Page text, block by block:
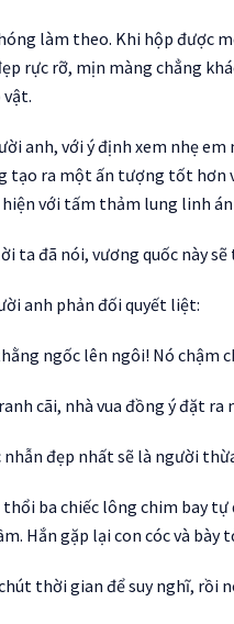
làm theo. Khi hộp được
rực rỡ, mịn màng chẳng
anh, với ý định xem nhẹ
tạo ra một ấn tượng tốt hơn
với tấm thảm lung linh
ta đã nói, vương quốc này sẽ
anh phản đối quyết liệt:
ngốc lên ngôi! Nó chậm
cãi, nhà vua đồng ý đặt ra
nhẫn đẹp nhất sẽ là người
thổi ba chiếc lông chim bay
Hắn gặp lại con cóc và
thời gian để suy nghĩ, rồi